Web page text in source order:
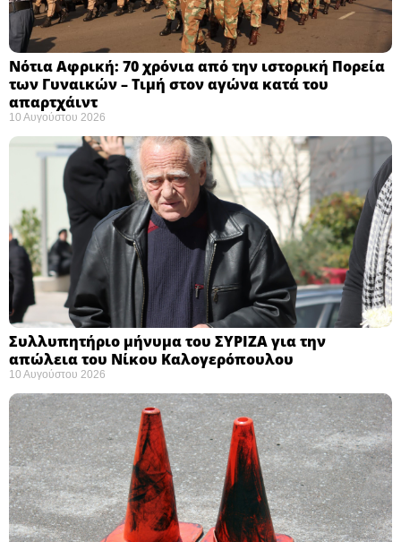
Νότια Αφρική: 70 χρόνια από την ιστορική Πορεία
των Γυναικών – Τιμή στον αγώνα κατά του
απαρτχάιντ ​
10 Αυγούστου 2026
Συλλυπητήριο μήνυμα του ΣΥΡΙΖΑ για την
απώλεια του Νίκου Καλογερόπουλου ​
10 Αυγούστου 2026